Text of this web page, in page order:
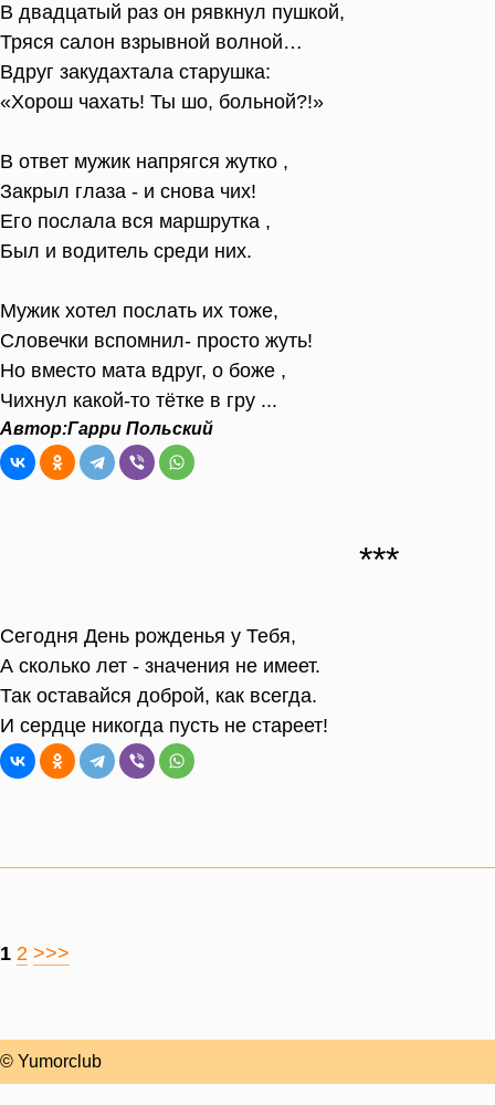
В двадцатый раз он рявкнул пушкой,
Тряся салон взрывной волной…
Вдруг закудахтала старушка:
«Хорош чахать! Ты шо, больной?!»
В ответ мужик напрягся жутко ,
Закрыл глаза - и снова чих!
Его послала вся маршрутка ,
Был и водитель среди них.
Мужик хотел послать их тоже,
Словечки вспомнил- просто жуть!
Но вместо мата вдруг, о боже ,
Чихнул какой-то тётке в гру ...
Автор:Гарри Польский
Сегодня День рожденья у Тебя,
А сколько лет - значения не имеет.
Так оставайся доброй, как всегда.
И сердце никогда пусть не стареет!
1 2 >>>
© Yumorclub